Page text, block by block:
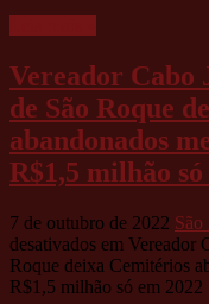
Vereador
de São Roque
abandonados
R$1,5 milhão só
7 de outubro de 2022 São
desativados em Vereador
Roque deixa Cemitérios
R$1,5 milhão só em 2022